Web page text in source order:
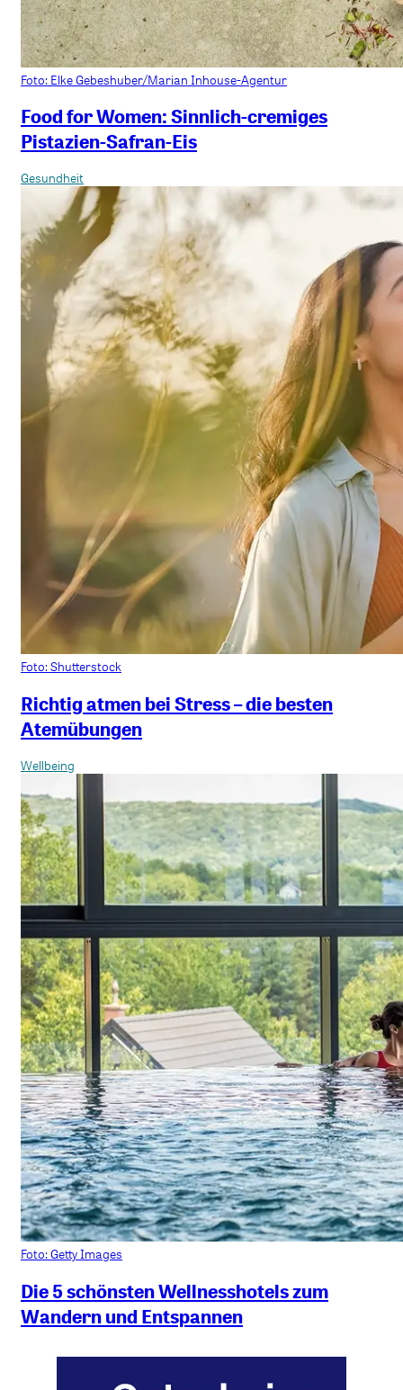
Foto: Elke Gebeshuber/Marian Inhouse-Agentur
Food for Women: Sinnlich-cremiges
Pistazien-Safran-Eis
Gesundheit
Foto: Shutterstock
Richtig atmen bei Stress – die besten
Atemübungen
Wellbeing
Foto: Getty Images
Die 5 schönsten Wellnesshotels zum
Wandern und Entspannen